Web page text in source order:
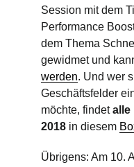
Session mit dem
Performance
dem Thema
gewidmet und
werden. Und wer
Geschäftsfelder
möchte, findetalle
2018 in diesem
Übrigens: Am 10.